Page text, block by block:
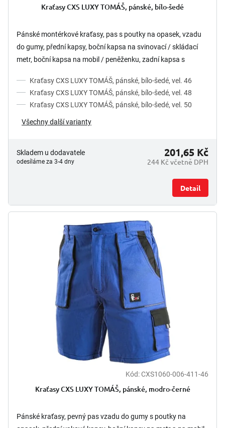
Kraťasy CXS LUXY TOMÁŠ, pánské, bílo-šedé
Pánské montérkové kraťasy, pas s poutky na opasek, vzadu
do gumy, přední kapsy, boční kapsa na svinovací / skládací
metr, boční kapsa na mobil / peněženku, zadní kapsa s
Kraťasy CXS LUXY TOMÁŠ, pánské, bílo-šedé, vel. 46
Kraťasy CXS LUXY TOMÁŠ, pánské, bílo-šedé, vel. 48
Kraťasy CXS LUXY TOMÁŠ, pánské, bílo-šedé, vel. 50
Všechny další varianty
Skladem u dodavatele
odesíláme za 3-4 dny 244 Kč včetně DPH
201,65 Kč
Detail
Kód:CXS1060-006-411-46
Kraťasy CXS LUXY TOMÁŠ, pánské, modro-černé
Pánské kraťasy, pevný pas vzadu do gumy s poutky na